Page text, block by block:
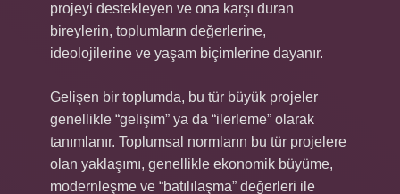
projeyi destekleyen ve ona karşı duran
bireylerin, toplumların değerlerine,
ideolojilerine ve yaşam biçimlerine dayanır.
Gelişen bir toplumda, bu tür büyük projeler
genellikle “gelişim” ya da “ilerleme” olarak
tanımlanır. Toplumsal normların bu tür projelere
olan yaklaşımı, genellikle ekonomik büyüme,
modernleşme ve “batılılaşma” değerleri ile